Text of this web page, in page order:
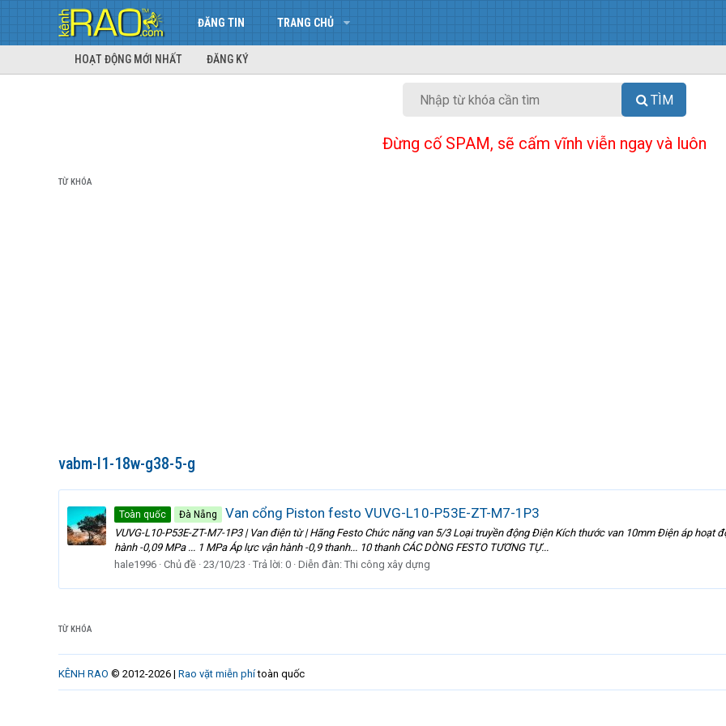
ĐĂNG TIN TRANG CHỦ
HOẠT ĐỘNG MỚI NHẤT ĐĂNG KÝ
TÌM
Đừng cố SPAM, sẽ cấm vĩnh viễn ngay và luôn
TỪ KHÓA
vabm-l1-18w-g38-5-g
Toàn quốc Đà Nẵng Van cổng Piston festo VUVG-L10-P53E-ZT-M7-1P3
VUVG-L10-P53E-ZT-M7-1P3 | Van điện từ | Hãng Festo Chức năng van 5/3 Loại truyền động Điện Kích thước van 10mm Điện áp hoạt
hành -0,09 MPa ... 1 MPa Áp lực vận hành -0,9 thanh... 10 thanh CÁC DÒNG FESTO TƯƠNG TỰ...
hale1996 Chủ đề 23/10/23 Trả lời: 0 Diễn đàn: Thi công xây dựng
TỪ KHÓA
KÊNH RAO © 2012-2026 | Rao vặt miễn phítoàn quốc